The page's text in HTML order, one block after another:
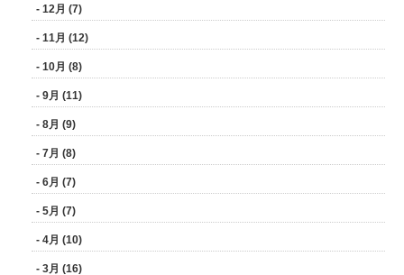
- 12月 (7)
- 11月 (12)
- 10月 (8)
- 9月 (11)
- 8月 (9)
- 7月 (8)
- 6月 (7)
- 5月 (7)
- 4月 (10)
- 3月 (16)